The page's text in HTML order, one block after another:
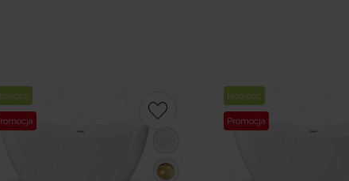
Nowość
Promocja